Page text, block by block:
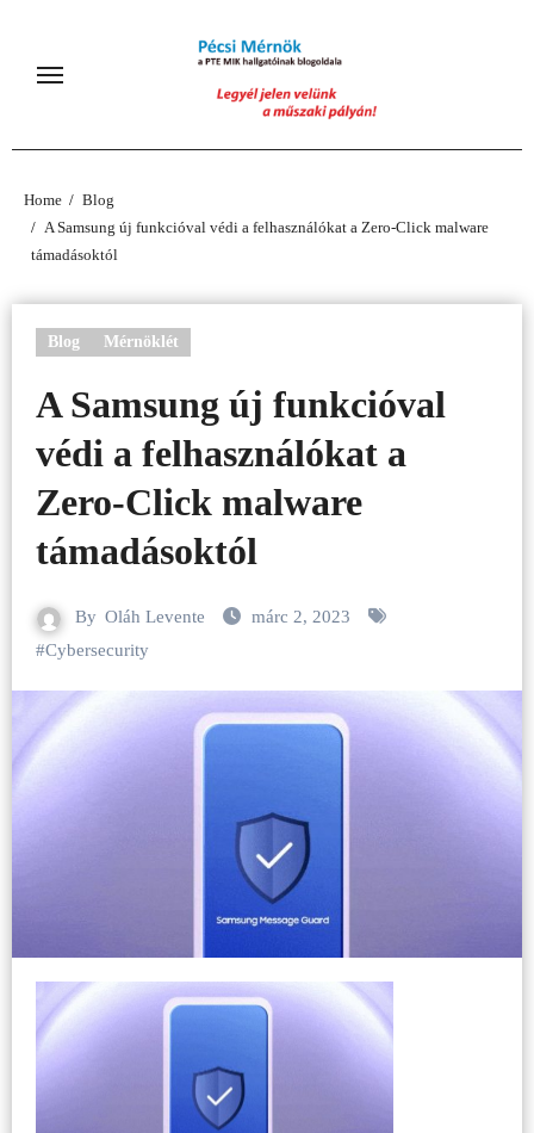
content
Home
Blog
A Samsung új funkcióval védi a felhasználókat a Zero-Click malware
támadásoktól
Blog Mérnöklét
A Samsung új funkcióval
védi a felhasználókat a
Zero-Click malware
támadásoktól
By Oláh Levente
márc 2, 2023
#Cybersecurity